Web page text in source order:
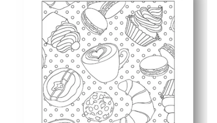
Convient aux horaires chargés - utilisable pour les
La conception pratique d'une page s'imprime sur